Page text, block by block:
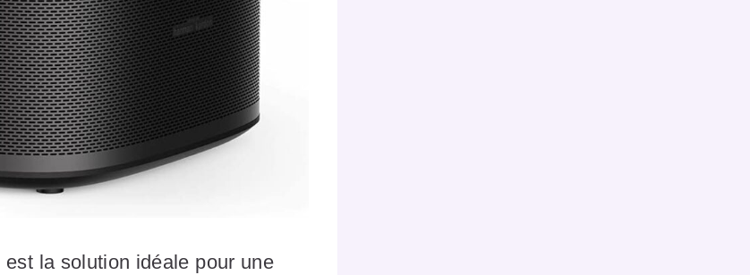
est la solution idéale pour une